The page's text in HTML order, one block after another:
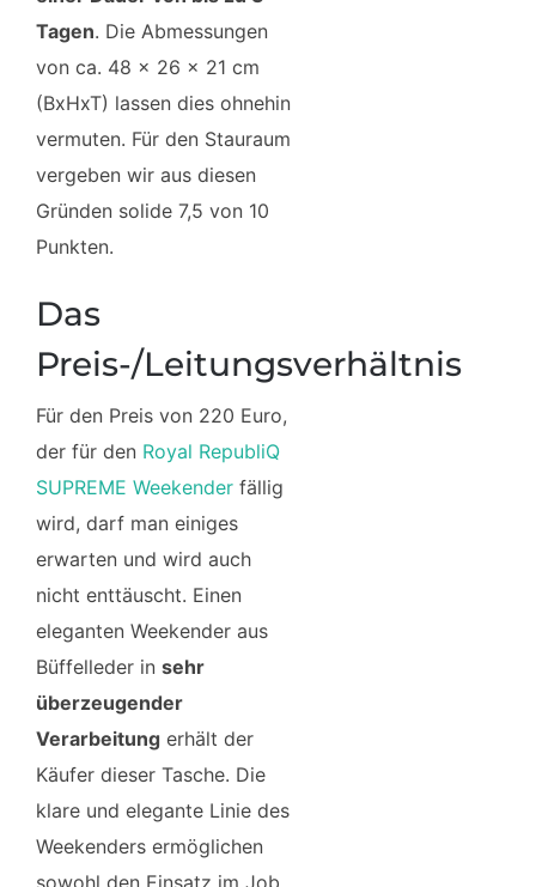
Tagen. Die Abmessungen
von ca. 48 x 26 x 21 cm
(BxHxT) lassen dies ohnehin
vermuten. Für den Stauraum
vergeben wir aus diesen
Gründen solide 7,5 von 10
Punkten.
Das
Preis-/Leitungsverhältnis
Für den Preis von 220 Euro,
der für den Royal RepubliQ
SUPREME Weekender fällig
wird, darf man einiges
erwarten und wird auch
nicht enttäuscht. Einen
eleganten Weekender aus
Büffelleder in sehr
überzeugender
Verarbeitung erhält der
Käufer dieser Tasche. Die
klare und elegante Linie des
Weekenders ermöglichen
sowohl den Einsatz im Job